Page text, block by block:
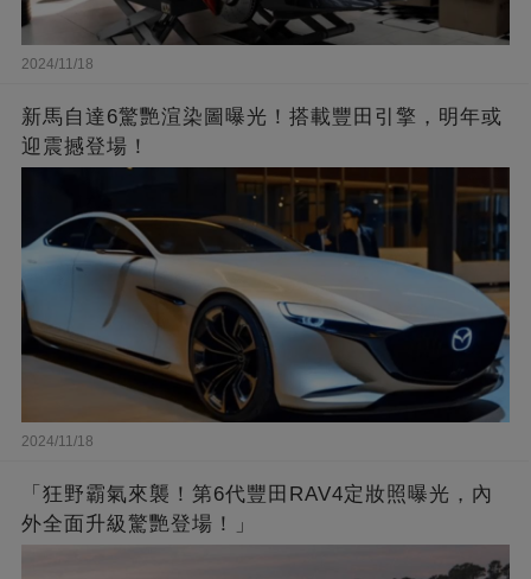
2024/11/18
新馬自達6驚艷渲染圖曝光！搭載豐田引擎，明年或
迎震撼登場！
2024/11/18
「狂野霸氣來襲！第6代豐田RAV4定妝照曝光，內
外全面升級驚艷登場！」